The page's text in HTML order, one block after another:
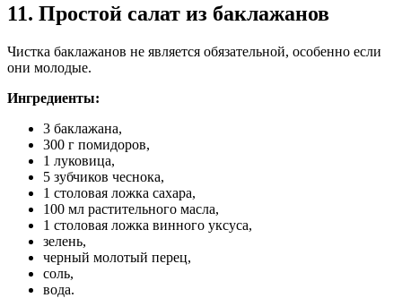
11. Простой салат из баклажанов
Чистка баклажанов не является обязательной, особенно если
они молодые.
Ингредиенты:
3 баклажана,
300 г помидоров,
1 луковица,
5 зубчиков чеснока,
1 столовая ложка сахара,
100 мл растительного масла,
1 столовая ложка винного уксуса,
зелень,
черный молотый перец,
соль,
вода.